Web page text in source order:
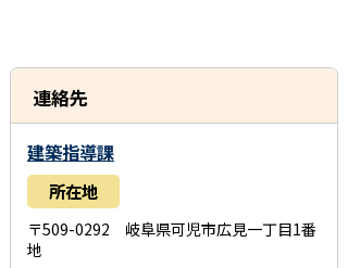
連絡先
建築指導課
所在地
〒509-0292 岐阜県可児市広見一丁目1番
地